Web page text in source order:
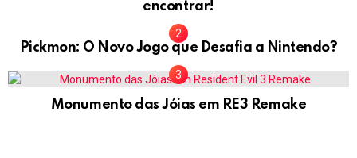
encontrar!
Pickmon: O Novo Jogo que Desafia a Nintendo?
Monumento das Jóias em RE3 Remake